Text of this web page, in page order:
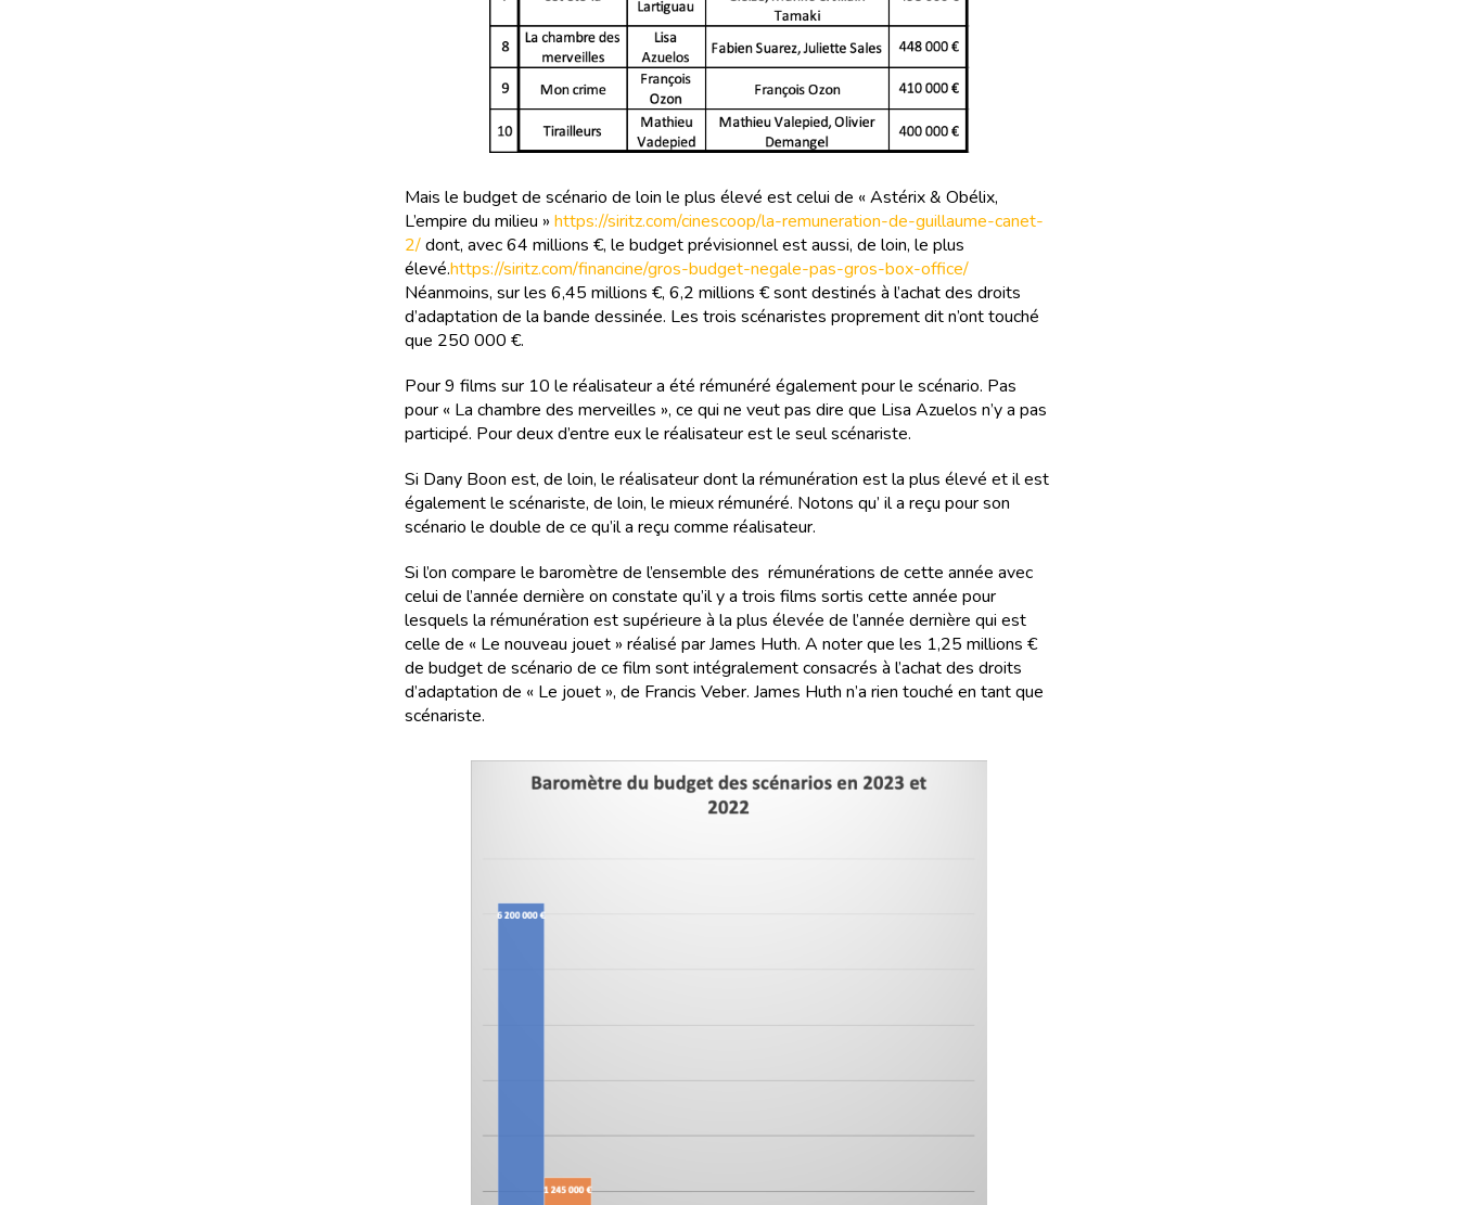
Mais le budget de scénario de loin le plus élevé est celui de « Astérix & Obélix,
L’empire du milieu » https://siritz.com/cinescoop/la-remuneration-de-guillaume-canet-
2/dont, avec 64 millions €, le budget prévisionnel est aussi, de loin, le plus
élevé.https://siritz.com/financine/gros-budget-negale-pas-gros-box-office/
Néanmoins, sur les 6,45 millions €, 6,2 millions € sont destinés à l’achat des droits
d’adaptation de la bande dessinée. Les trois scénaristes proprement dit n’ont touché
que 250 000 €.
Pour 9 films sur 10 le réalisateur a été rémunéré également pour le scénario. Pas
pour « La chambre des merveilles », ce qui ne veut pas dire que Lisa Azuelos n’y a pas
participé. Pour deux d’entre eux le réalisateur est le seul scénariste.
Si Dany Boon est, de loin, le réalisateur dont la rémunération est la plus élevé et il est
également le scénariste, de loin, le mieux rémunéré. Notons qu’ il a reçu pour son
scénario le double de ce qu’il a reçu comme réalisateur.
Si l’on compare le baromètre de l’ensemble des rémunérations de cette année avec
celui de l’année dernière on constate qu’il y a trois films sortis cette année pour
lesquels la rémunération est supérieure à la plus élevée de l’année dernière qui est
celle de « Le nouveau jouet » réalisé par James Huth. A noter que les 1,25 millions €
de budget de scénario de ce film sont intégralement consacrés à l’achat des droits
d’adaptation de « Le jouet », de Francis Veber. James Huth n’a rien touché en tant que
scénariste.